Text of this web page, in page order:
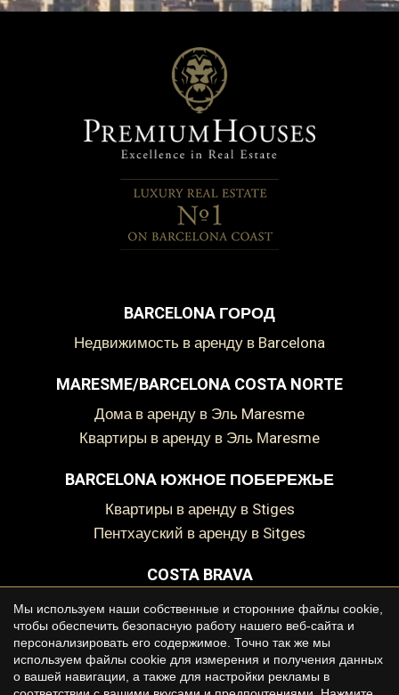
BARCELONA ГОРОД
Недвижимость в аренду в Barcelona
MARESME/BARCELONA COSTA NORTE
Дома в аренду в Эль Maresme
Квартиры в аренду в Эль Мaresme
BARCELONA ЮЖНОЕ ПОБЕРЕЖЬЕ
Квартиры в аренду в Stiges
пентхауский в аренду в Sitges
COSTA BRAVA
Дома в аренду на Costa Brava
Copyright © 2026 Premium Houses
Мы используем наши собственные и сторонние файлы cookie,
чтобы обеспечить безопасную работу нашего веб-сайта и
персонализировать его содержимое. Точно так же мы
используем файлы cookie для измерения и получения данных
о вашей навигации, а также для настройки рекламы в
Сохранить настройки Принять все